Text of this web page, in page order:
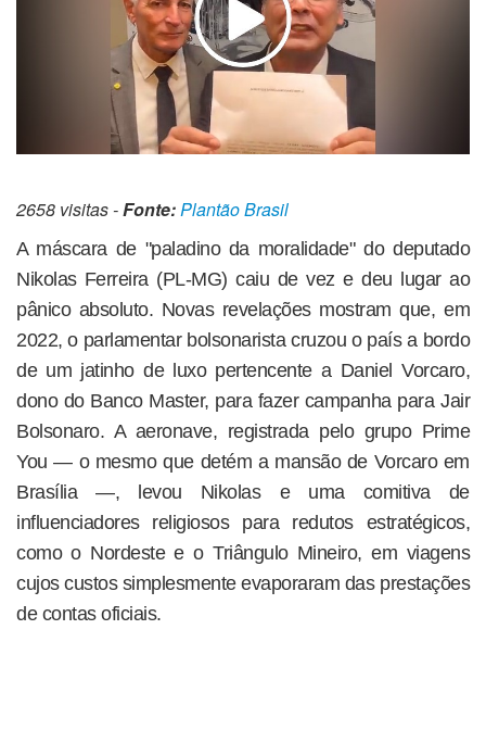
2658 visitas -Fonte:Plantão Brasil
A máscara de "paladino da moralidade" do deputado
Nikolas Ferreira (PL-MG) caiu de vez e deu lugar ao
pânico absoluto. Novas revelações mostram que, em
2022, o parlamentar bolsonarista cruzou o país a bordo
de um jatinho de luxo pertencente a Daniel Vorcaro,
dono do Banco Master, para fazer campanha para Jair
Bolsonaro. A aeronave, registrada pelo grupo Prime
You — o mesmo que detém a mansão de Vorcaro em
Brasília —, levou Nikolas e uma comitiva de
influenciadores religiosos para redutos estratégicos,
como o Nordeste e o Triângulo Mineiro, em viagens
cujos custos simplesmente evaporaram das prestações
de contas oficiais.